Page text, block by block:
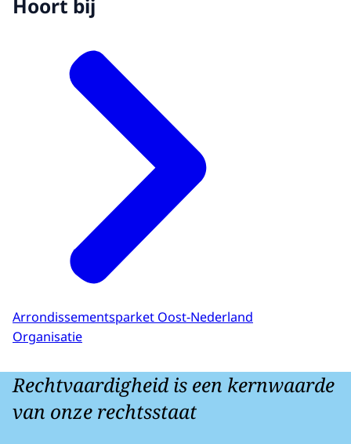
Hoort bij
Arrondissementsparket Oost-Nederland
Organisatie
Rechtvaardigheid is een kernwaarde
van onze rechtsstaat